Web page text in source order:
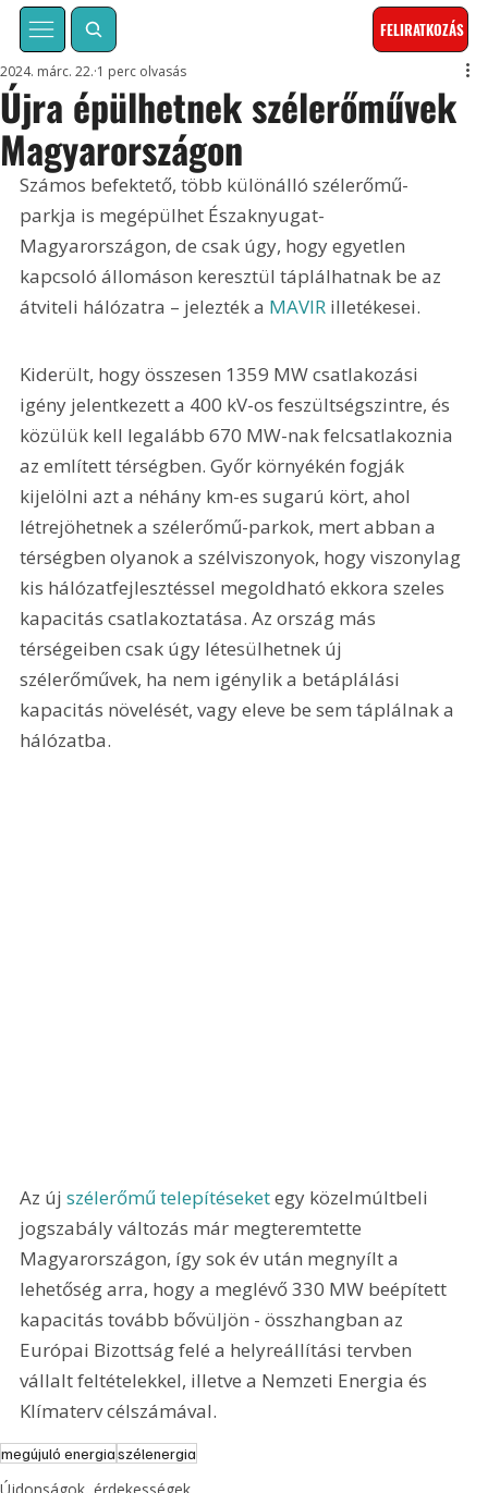
FELIRATKOZÁS
Újra épülhetnek szélerőművek
Magyarországon
2024. márc. 22. 1 perc olvasás
Számos befektető, több különálló szélerőmű-
parkja is megépülhet Északnyugat-
Magyarországon, de csak úgy, hogy egyetlen
kapcsoló állomáson keresztül táplálhatnak be az
átviteli hálózatra – jelezték a MAVIR illetékesei.
Kiderült, hogy összesen 1359 MW csatlakozási
igény jelentkezett a 400 kV-os feszültségszintre, és
közülük kell legalább 670 MW-nak felcsatlakoznia
az említett térségben. Győr környékén fogják
kijelölni azt a néhány km-es sugarú kört, ahol
létrejöhetnek a szélerőmű-parkok, mert abban a
térségben olyanok a szélviszonyok, hogy viszonylag
kis hálózatfejlesztéssel megoldható ekkora szeles
kapacitás csatlakoztatása. Az ország más
térségeiben csak úgy létesülhetnek új
szélerőművek, ha nem igénylik a betáplálási
kapacitás növelését, vagy eleve be sem táplálnak a
hálózatba.
Az új szélerőmű telepítéseket egy közelmúltbeli
jogszabály változás már megteremtette
Magyarországon, így sok év után megnyílt a
lehetőség arra, hogy a meglévő 330 MW beépített
kapacitás tovább bővüljön - összhangban az
Európai Bizottság felé a helyreállítási tervben
vállalt feltételekkel, illetve a Nemzeti Energia és
Klímaterv célszámával.
megújuló energiaszélenergia